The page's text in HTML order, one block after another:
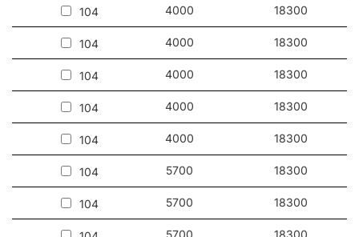
104 4000 18300
104 4000 18300
104 4000 18300
104 4000 18300
104 4000 18300
104 5700 18300
104 5700 18300
5700 18300